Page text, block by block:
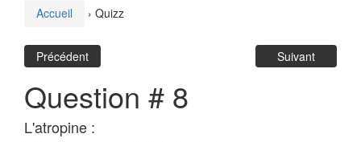
Accueil › Quizz
Précédent Suivant
Question # 8
L'atropine :